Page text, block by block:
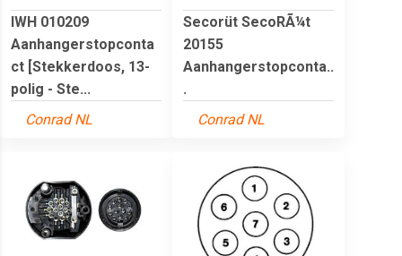
IWH 010209
Aanhangerstopconta
ct [Stekkerdoos, 13-
polig - Ste...
Conrad NL
Secorüt SecoRÃ¼t
20155
Aanhangerstopconta..
.
Conrad NL